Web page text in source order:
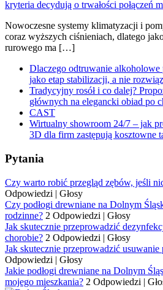
Nowoczesne systemy klimatyzacji i
coraz wyższych ciśnieniach, dlatego
rurowego ma […]
Dlaczego odtruwanie
jako etap stabilizacji, a nie
Tradycyjny rosół i co dalej?
głównych na elegancki obiad po
CAST
Wirtualny showroom 24/7 – jak
3D dla firm zastępują kosztowne
Pytania
Czy warto robić przegląd zębów, jeśli
Odpowiedzi | Głosy
Czy podłogi drewniane na Dolnym
rodzinne? 2 Odpowiedzi | Głosy
Jak skutecznie przeprowadzić
chorobie? 2 Odpowiedzi | Głosy
Jak skutecznie przeprowadzić
Odpowiedzi | Głosy
Jakie podłogi drewniane na Dolnym
mojego mieszkania? 2 Odpowiedzi |